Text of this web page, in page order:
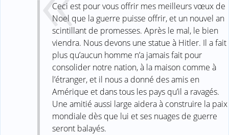
Ceci est pour vous offrir mes meilleurs vœux de
Noel que la guerre puisse offrir, et un nouvel an
scintillant de promesses. Après le mal, le bien
viendra. Nous devons une statue à Hitler. Il a fait
plus qu’aucun homme n’a jamais fait pour
consolider notre nation, à la maison comme à
l’étranger, et il nous a donné des amis en
Amérique et dans tous les pays qu’il a ravagés.
Une amitié aussi large aidera à construire la paix
mondiale dès que lui et ses nuages de guerre
seront balayés.